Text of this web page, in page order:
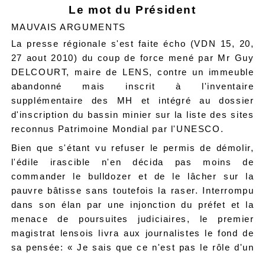
Le mot du Président
MAUVAIS ARGUMENTS
La presse régionale s'est faite écho (VDN 15, 20,
27 aout 2010) du coup de force mené par Mr Guy
DELCOURT, maire de LENS, contre un immeuble
abandonné mais inscrit à l'inventaire
supplémentaire des MH et intégré au dossier
d'inscription du bassin minier sur la liste des sites
reconnus Patrimoine Mondial par l'UNESCO.
Bien que s'étant vu refuser le permis de démolir,
l'édile irascible n'en décida pas moins de
commander le bulldozer et de le lâcher sur la
pauvre bâtisse sans toutefois la raser. Interrompu
dans son élan par une injonction du préfet et la
menace de poursuites judiciaires, le premier
magistrat lensois livra aux journalistes le fond de
sa pensée: « Je sais que ce n'est pas le rôle d'un